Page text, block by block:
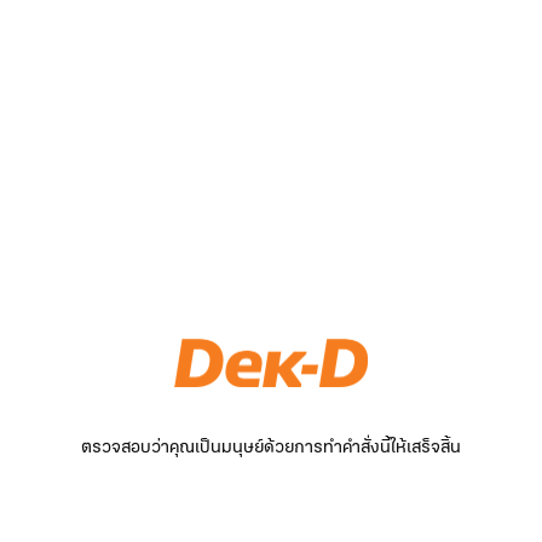
ตรวจสอบว่าคุณเป็นมนุษย์ด้วยการทำคำสั่งนี้ให้เสร็จสิ้น